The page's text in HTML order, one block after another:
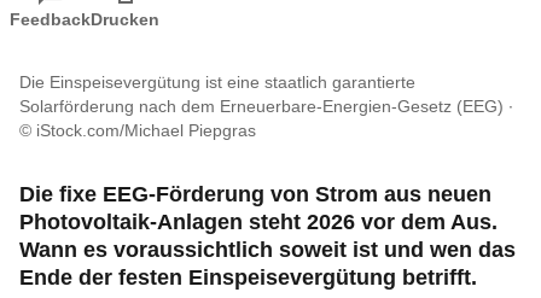
FeedbackDrucken
Die Einspeisevergütung ist eine staatlich garantierte
Solarförderung nach dem Erneuerbare-Energien-Gesetz (EEG)
© iStock.com/Michael Piepgras
Die fixe EEG-Förderung von Strom aus neuen
Photovoltaik-Anlagen steht 2026 vor dem Aus.
Wann es voraussichtlich soweit ist und wen das
Ende der festen Einspeisevergütung betrifft.